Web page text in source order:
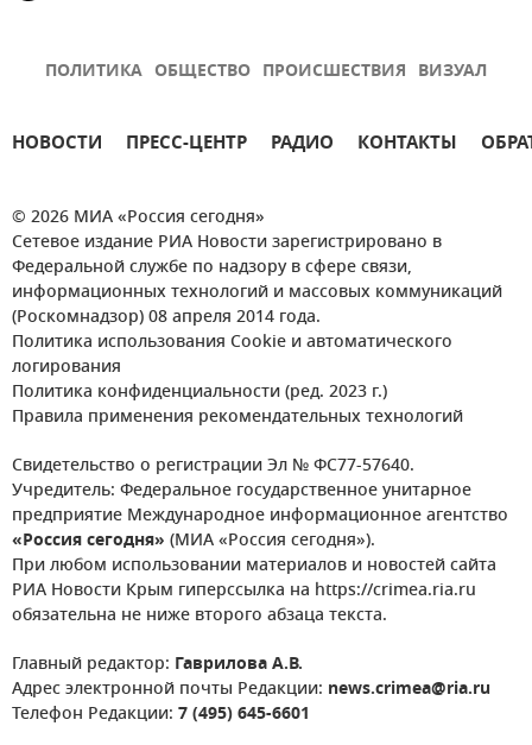
ПОЛИТИКА ОБЩЕСТВО ПРОИСШЕСТВИЯ ВИЗУАЛ
НОВОСТИ ПРЕСС-ЦЕНТР РАДИО КОНТАКТЫ
© 2026 МИА «Россия сегодня»
Сетевое издание РИА Новости зарегистрировано в
Федеральной службе по надзору в сфере связи,
информационных технологий и массовых коммуникаций
(Роскомнадзор) 08 апреля 2014 года.
Политика использования Cookie и автоматического
логирования
Политика конфиденциальности (ред. 2023 г.)
Правила применения рекомендательных технологий
Свидетельство о регистрации Эл № ФС77-57640.
Учредитель: Федеральное государственное унитарное
предприятие Международное информационное агентство
«Россия сегодня» (МИА «Россия сегодня»).
При любом использовании материалов и новостей сайта
РИА Новости Крым гиперссылка на https://crimea.ria.ru
обязательна не ниже второго абзаца текста.
Главный редактор: Гаврилова А.В.
Адрес электронной почты Редакции: news.crimea@ria.ru
Телефон Редакции: 7 (495) 645-6601